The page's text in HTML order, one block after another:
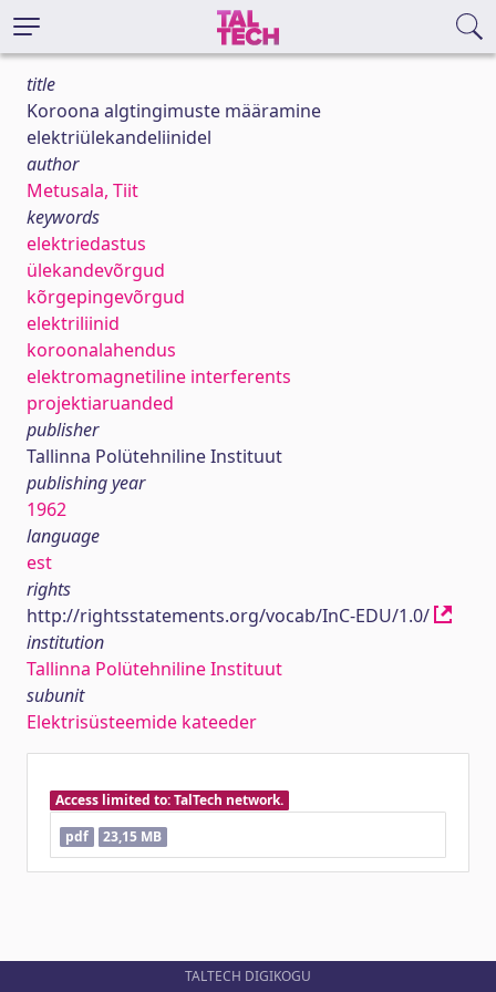
title
Koroona algtingimuste määramine
elektriülekandeliinidel
author
Metusala, Tiit
keywords
elektriedastus
ülekandevõrgud
kõrgepingevõrgud
elektriliinid
koroonalahendus
elektromagnetiline interferents
projektiaruanded
publisher
Tallinna Polütehniline Instituut
publishing year
1962
language
est
rights
http://rightsstatements.org/vocab/InC-EDU/1.0/
institution
Tallinna Polütehniline Instituut
subunit
Elektrisüsteemide kateeder
Access limited to: TalTech network.
pdf
23,15 MB
TALTECH DIGIKOGU